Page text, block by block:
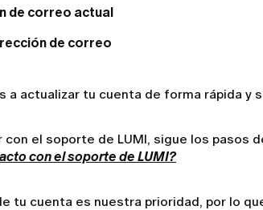
de correo actual
de correo
a actualizar tu cuenta de forma rápida y
con el soporte de LUMI, sigue los pasos
con el soporte de LUMI?
tu cuenta es nuestra prioridad, por lo